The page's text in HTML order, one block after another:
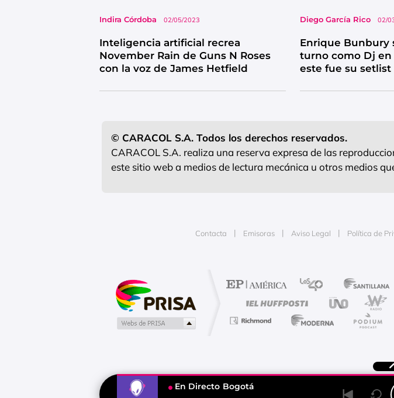
Indira Córdoba 02/05/2023
Inteligencia artificial recrea
November Rain de Guns N Roses
con la voz de James Hetfield
Diego García Rico 02/
Enrique Bunbury
turno como Dj en
este fue su setlist
© CARACOL S.A. Todos los derechos reservados.
CARACOL S.A. realiza una reserva expresa de las
este sitio web a medios de lectura mecánica u otros medios
Contacta Emisoras Aviso Legal Política de
Publicidad
Tu contenido empezará después de la publicidad
En Directo Bogotá